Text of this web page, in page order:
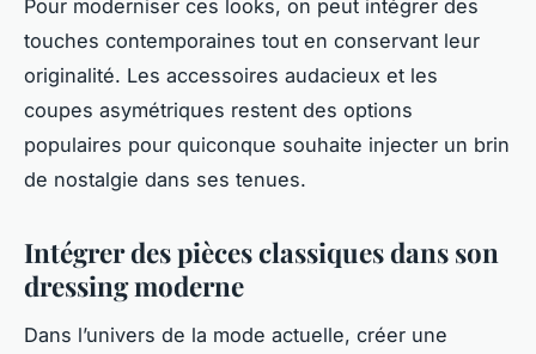
Pour moderniser ces looks, on peut intégrer des
touches contemporaines tout en conservant leur
originalité. Les accessoires audacieux et les
coupes asymétriques restent des options
populaires pour quiconque souhaite injecter un brin
de nostalgie dans ses tenues.
Intégrer des pièces classiques dans son
dressing moderne
Dans l’univers de la mode actuelle, créer une